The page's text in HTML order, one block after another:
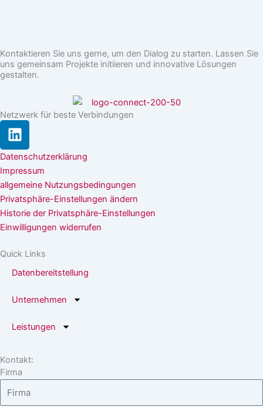
Kontaktieren Sie uns gerne, um den Dialog zu starten. Lassen Sie
uns gemeinsam Projekte initiieren und innovative Lösungen
gestalten.
Netzwerk für beste Verbindungen
L
i
n
k
e
d
i
n
Datenschutzerklärung
Impressum
allgemeine Nutzungsbedingungen
Privatsphäre-Einstellungen ändern
Historie der Privatsphäre-Einstellungen
Einwilligungen widerrufen
Quick Links
Datenbereitstellung
Unternehmen
Leistungen
Kontakt:
Firma